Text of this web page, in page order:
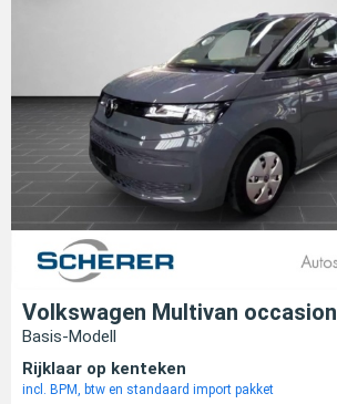
Volkswagen Multivan occasion
Basis-Modell
Rijklaar op kenteken
incl. BPM, btw en standaard import pakket